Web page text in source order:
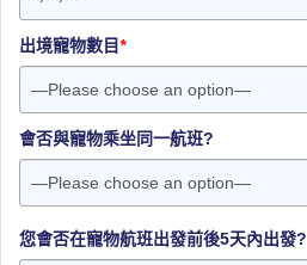
出境寵物數目*
會否與寵物乘坐同一航班?
您會否在寵物航班出發前後5天內出發?